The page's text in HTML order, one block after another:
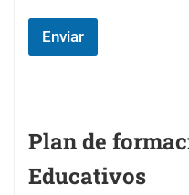
p
#
p
a
Enviar
Plan de
Educativos